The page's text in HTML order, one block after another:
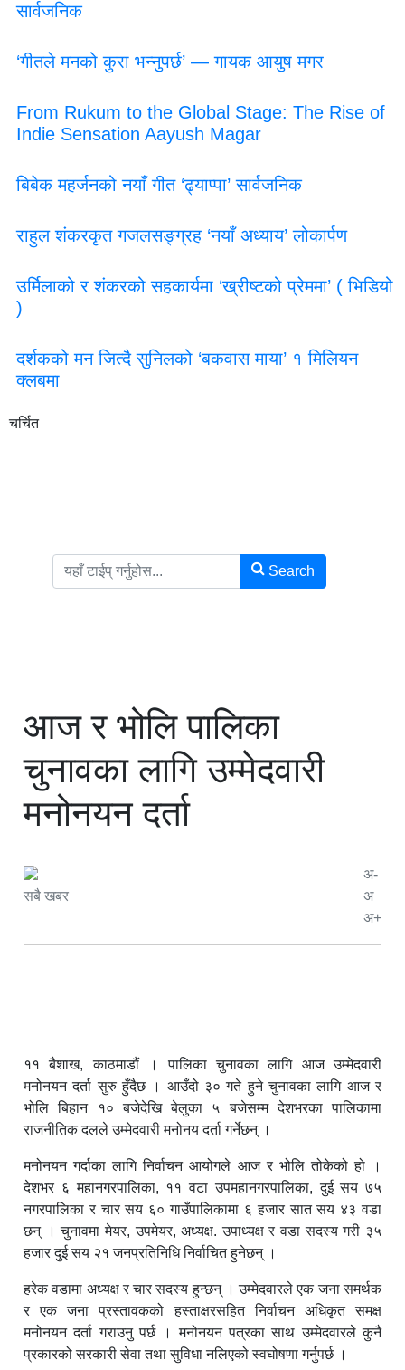
सार्वजनिक
‘गीतले मनको कुरा भन्नुपर्छ’ — गायक आयुष मगर
From Rukum to the Global Stage: The Rise of
Indie Sensation Aayush Magar
बिबेक महर्जनको नयाँ गीत ‘ढ्याप्पा’ सार्वजनिक
राहुल शंकरकृत गजलसङ्ग्रह ‘नयाँ अध्याय’ लोकार्पण
उर्मिलाको र शंकरको सहकार्यमा ‘ख्रीष्टको प्रेममा’ ( भिडियो
)
दर्शकको मन जित्दै सुनिलको ‘बकवास माया’ १ मिलियन
क्लबमा
चर्चित
Search
आज र भोलि पालिका
चुनावका लागि उम्मेदवारी
मनोनयन दर्ता
सबै खबर
अ-
अ
अ+
११ बैशाख, काठमाडौं । पालिका चुनावका लागि आज उम्मेदवारी
मनोनयन दर्ता सुरु हुँदैछ । आउँदो ३० गते हुने चुनावका लागि आज र
भोलि बिहान १० बजेदेखि बेलुका ५ बजेसम्म देशभरका पालिकामा
राजनीतिक दलले उम्मेदवारी मनोनय दर्ता गर्नेछन् ।
मनोनयन गर्दाका लागि निर्वाचन आयोगले आज र भोलि तोकेको हो ।
देशभर ६ महानगरपालिका, ११ वटा उपमहानगरपालिका, दुई सय ७५
नगरपालिका र चार सय ६० गाउँपालिकामा ६ हजार सात सय ४३ वडा
छन् । चुनावमा मेयर, उपमेयर, अध्यक्ष. उपाध्यक्ष र वडा सदस्य गरी ३५
हजार दुई सय २१ जनप्रतिनिधि निर्वाचित हुनेछन् ।
हरेक वडामा अध्यक्ष र चार सदस्य हुन्छन् । उम्मेदवारले एक जना समर्थक
र एक जना प्रस्तावकको हस्ताक्षरसहित निर्वाचन अधिकृत समक्ष
मनोनयन दर्ता गराउनु पर्छ । मनोनयन पत्रका साथ उम्मेदवारले कुनै
प्रकारको सरकारी सेवा तथा सुविधा नलिएको स्वघोषणा गर्नुपर्छ ।